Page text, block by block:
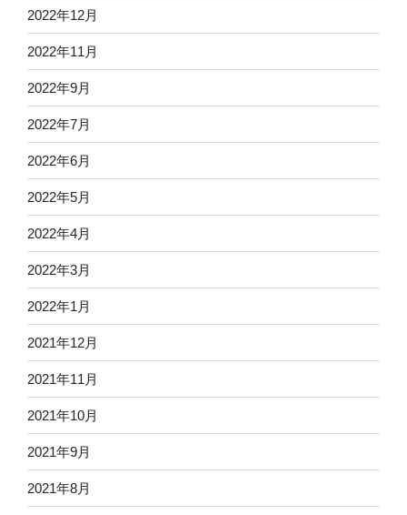
2022年12月
2022年11月
2022年9月
2022年7月
2022年6月
2022年5月
2022年4月
2022年3月
2022年1月
2021年12月
2021年11月
2021年10月
2021年9月
2021年8月